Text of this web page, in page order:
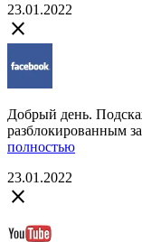
23.01.2022
close
Добрый день.
разблокированным
полностью
23.01.2022
close